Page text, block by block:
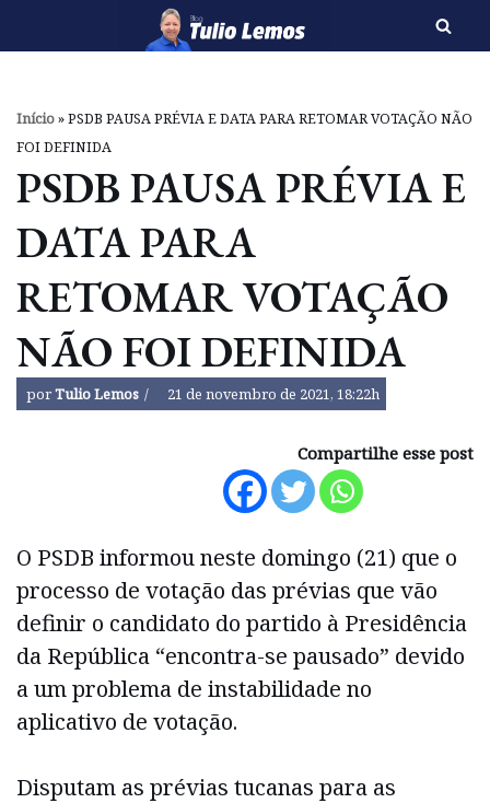
o
conteúdo
Início»PSDB PAUSA PRÉVIA E DATA PARA RETOMAR VOTAÇÃO NÃO
FOI DEFINIDA
PSDB PAUSA PRÉVIA E
DATA PARA
RETOMAR VOTAÇÃO
NÃO FOI DEFINIDA
porTulio Lemos 21 de novembro de 2021, 18:22h
Compartilhe esse post
O PSDB informou neste domingo (21) que o
processo de votação das prévias que vão
definir o candidato do partido à Presidência
da República “encontra-se pausado” devido
a um problema de instabilidade no
aplicativo de votação.
Disputam as prévias tucanas para as